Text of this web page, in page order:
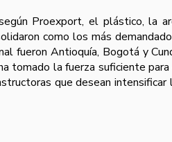
Proexport, el plástico, la
como los más
fueron Antioquí­a, Bogotá y
tomado la fuerza suficiente
que desean